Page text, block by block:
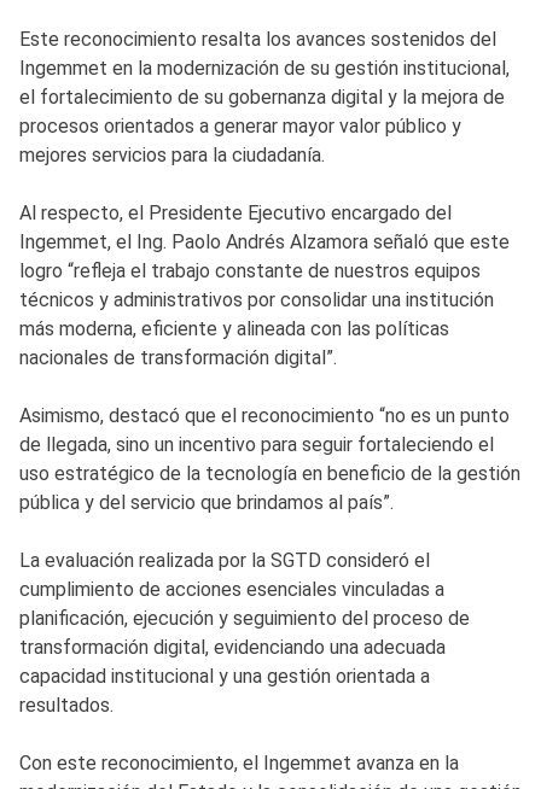
Este reconocimiento resalta los avances sostenidos del
Ingemmet en la modernización de su gestión institucional,
el fortalecimiento de su gobernanza digital y la mejora de
procesos orientados a generar mayor valor público y
mejores servicios para la ciudadanía.
Al respecto, el Presidente Ejecutivo encargado del
Ingemmet, el Ing. Paolo Andrés Alzamora señaló que este
logro “refleja el trabajo constante de nuestros equipos
técnicos y administrativos por consolidar una institución
más moderna, eficiente y alineada con las políticas
nacionales de transformación digital”.
Asimismo, destacó que el reconocimiento “no es un punto
de llegada, sino un incentivo para seguir fortaleciendo el
uso estratégico de la tecnología en beneficio de la gestión
pública y del servicio que brindamos al país”.
La evaluación realizada por la SGTD consideró el
cumplimiento de acciones esenciales vinculadas a
planificación, ejecución y seguimiento del proceso de
transformación digital, evidenciando una adecuada
capacidad institucional y una gestión orientada a
resultados.
Con este reconocimiento, el Ingemmet avanza en la